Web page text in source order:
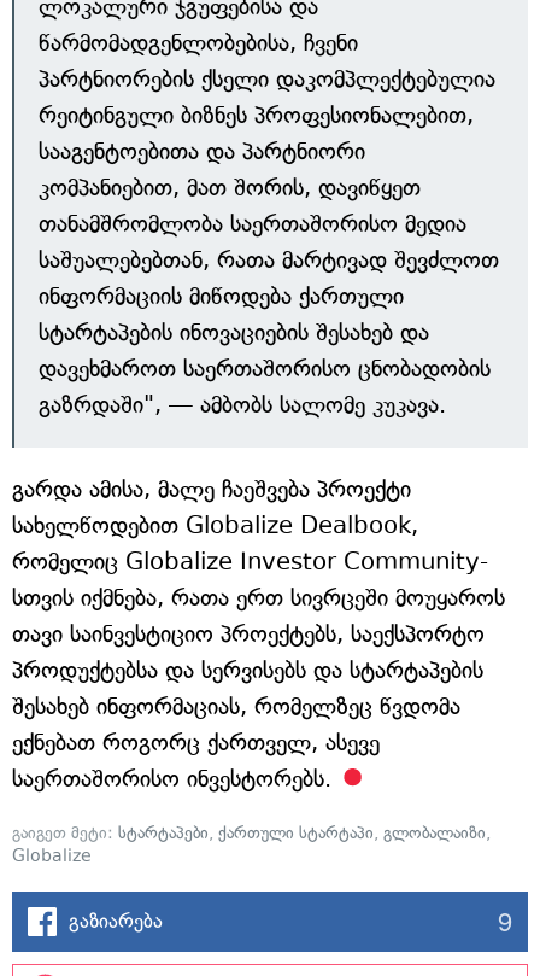
ლოკალური ჯგუფებისა და
წარმომადგენლობებისა, ჩვენი
პარტნიორების ქსელი დაკომპლექტებულია
რეიტინგული ბიზნეს პროფესიონალებით,
სააგენტოებითა და პარტნიორი
კომპანიებით, მათ შორის, დავიწყეთ
თანამშრომლობა საერთაშორისო მედია
საშუალებებთან, რათა მარტივად შევძლოთ
ინფორმაციის მიწოდება ქართული
სტარტაპების ინოვაციების შესახებ და
დავეხმაროთ საერთაშორისო ცნობადობის
გაზრდაში", — ამბობს სალომე კუკავა.
გარდა ამისა, მალე ჩაეშვება პროექტი
სახელწოდებით Globalize Dealbook,
რომელიც Globalize Investor Community-
სთვის იქმნება, რათა ერთ სივრცეში მოუყაროს
თავი საინვესტიციო პროექტებს, საექსპორტო
პროდუქტებსა და სერვისებს და სტარტაპების
შესახებ ინფორმაციას, რომელზეც წვდომა
ექნებათ როგორც ქართველ, ასევე
საერთაშორისო ინვესტორებს.
გაიგეთ მეტი: სტარტაპები, ქართული სტარტაპი, გლობალაიზი,
Globalize
გაზიარება 9